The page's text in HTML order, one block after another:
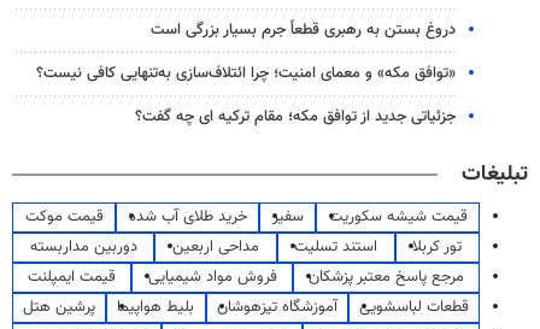
دروغ بستن به رهبری قطعاً جرم بسیار بزرگی است
«توافق مکه» و معمای امنیت؛ چرا ائتلاف‌سازی به‌تنهایی کافی نیست؟
جزئیاتی جدید از توافق مکه؛ مقام ترکیه ای چه گفت؟
تبلیغات
قیمت شیشه سکوریت سفیر خرید طلای آب شده
قیمت موکت
تور کربلا
استند تسلیت مداحی اربعین
دوربین مداربسته
مرجع پاسخ معتبر پزشکان
فروش مواد شیمیایی
قیمت ایمپلنت
قطعات لباسشویی
آموزشگاه تیزهوشان بلیط هواپیما
پرشین هتل